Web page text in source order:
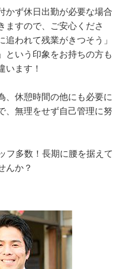
かず休日出勤が必要な場合
ますので、ご安心くださ
われて残業がきつそう」
という印象をお持ちの方も
います！
、休憩時間の他にも必要に
、無理をせず自己管理に努
フ多数！長期に腰を据えて
んか？